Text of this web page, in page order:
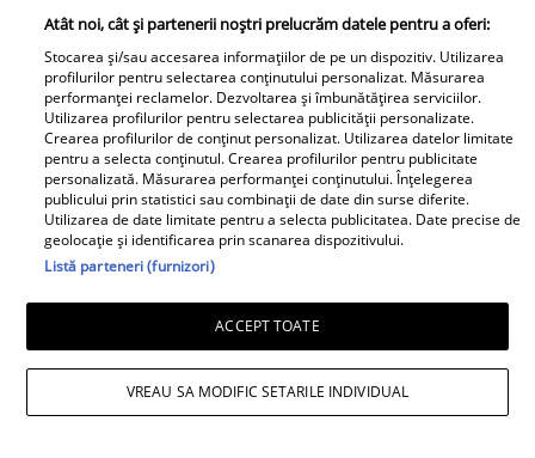
Atât noi, cât și partenerii noștri prelucrăm datele pentru a oferi:
Stocarea și/sau accesarea informațiilor de pe un dispozitiv. Utilizarea
profilurilor pentru selectarea conținutului personalizat. Măsurarea
performanței reclamelor. Dezvoltarea și îmbunătățirea serviciilor.
Utilizarea profilurilor pentru selectarea publicității personalizate.
Crearea profilurilor de conținut personalizat. Utilizarea datelor limitate
pentru a selecta conținutul. Crearea profilurilor pentru publicitate
personalizată. Măsurarea performanței conținutului. Înțelegerea
publicului prin statistici sau combinații de date din surse diferite.
Utilizarea de date limitate pentru a selecta publicitatea. Date precise de
geolocație și identificarea prin scanarea dispozitivului.
Listă parteneri (furnizori)
ACCEPT TOATE
VREAU SA MODIFIC SETARILE INDIVIDUAL